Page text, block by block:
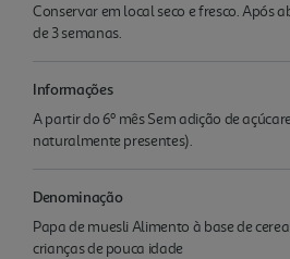
Conservar em local seco e fresco. Após
de 3 semanas.
Informações
A partir do 6º mês Sem adição de
naturalmente presentes).
Denominação
Papa de muesli Alimento à base de
crianças de pouca idade